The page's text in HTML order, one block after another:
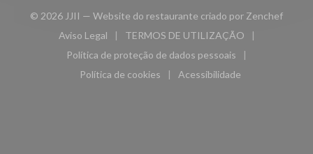
© 2026 JJII — Website do restaurante criado por Zenchef((abre
Aviso Legal
((abre numa nova janela))
TERMOS DE UTILIZAÇÃO
((abre numa nova janela))
Política de proteção de dados pessoais
((abre numa nova janela))
Política de cookies
((abre numa nova janela))
Acessibilidade